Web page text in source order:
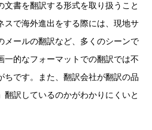
書を翻訳する形式を取り扱うこと
スで海外進出をする際には、現地サ
メールの翻訳など、多くのシーンで
一的なフォーマットでの翻訳では不
ちです。また、翻訳会社が翻訳の品
訳しているのかがわかりにくいと